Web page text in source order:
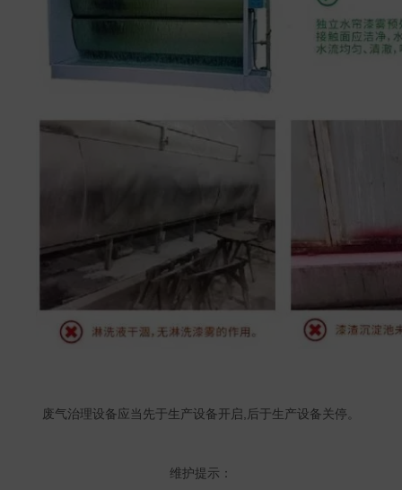
废气治理设备应当先于生产设备开启,后于生产设备关停。
维护提示：